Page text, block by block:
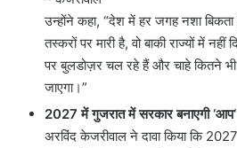
उन्होंने कहा, “देश में हर जगह नशा
तस्करों पर मारी है, वो बाकी राज्यों में
पर बुलडोज़र चल रहे हैं और चाहे कितने भी
जाएगा।”
2027में गुजरात में सरकार बनाएगी‘आप‘
अरविंद केजरीवाल ने दावा किया कि